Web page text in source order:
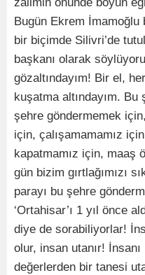
zalimin önünde boyun
Bugün Ekrem İmamoğlu
bir biçimde Silivri’de
başkanı olarak
gözaltındayım! Bir el,
kuşatma altındayım.
şehre göndermemek
için, çalışamamamız
kapatmamız için, maaş
gün bizim gırtlağımızı
parayı bu şehre
‘Ortahisar’ı 1 yıl önce
diye de sorabiliyorlar!
olur, insan utanır!
değerlerden bir tanesi